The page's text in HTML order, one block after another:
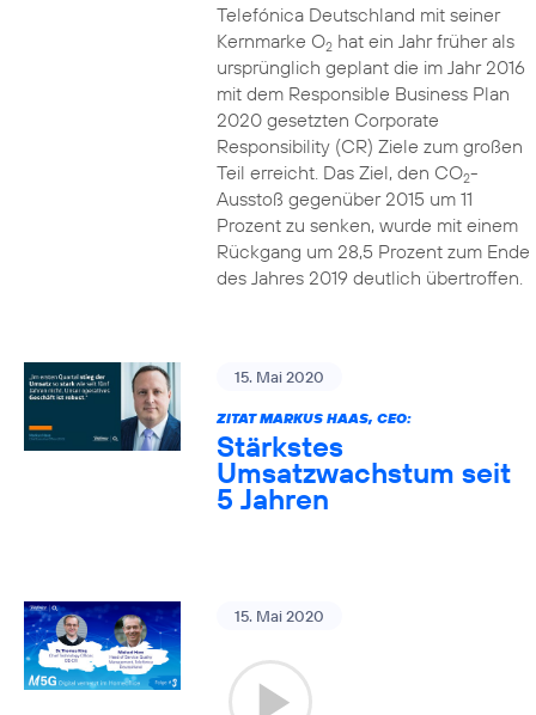
Telefónica Deutschland mit seiner
Kernmarke O2hat ein Jahr früher als
ursprünglich geplant die im Jahr 2016
mit dem Responsible Business Plan
2020 gesetzten Corporate
Responsibility (CR) Ziele zum großen
Teil erreicht. Das Ziel, den CO2-
Ausstoß gegenüber 2015 um 11
Prozent zu senken, wurde mit einem
Rückgang um 28,5 Prozent zum Ende
des Jahres 2019 deutlich übertroffen.
15. Mai 2020
ZITAT MARKUS HAAS, CEO:
Stärkstes
Umsatzwachstum seit
5 Jahren
15. Mai 2020